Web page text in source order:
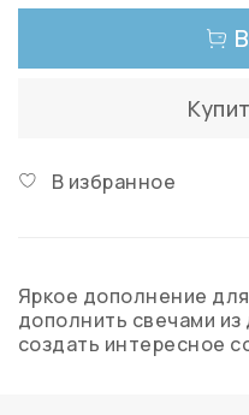
В избранное
Яркое дополнение
дополнить свечами
создать интересное